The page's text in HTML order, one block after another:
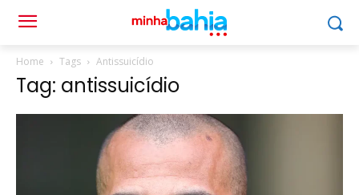
Home Tags Antissuicídio
Tag: antissuicídio